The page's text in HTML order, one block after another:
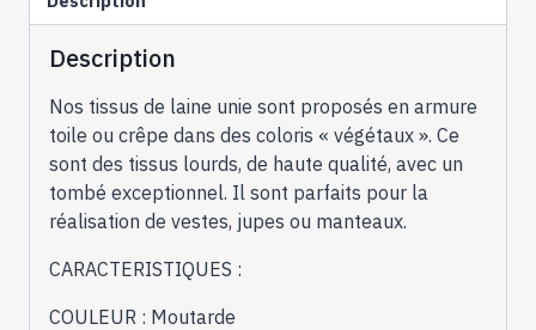
Description
Nos tissus de laine unie sont proposés en armure
toile ou crêpe dans des coloris « végétaux ». Ce
sont des tissus lourds, de haute qualité, avec un
tombé exceptionnel. Il sont parfaits pour la
réalisation de vestes, jupes ou manteaux.
CARACTERISTIQUES :
COULEUR : Moutarde